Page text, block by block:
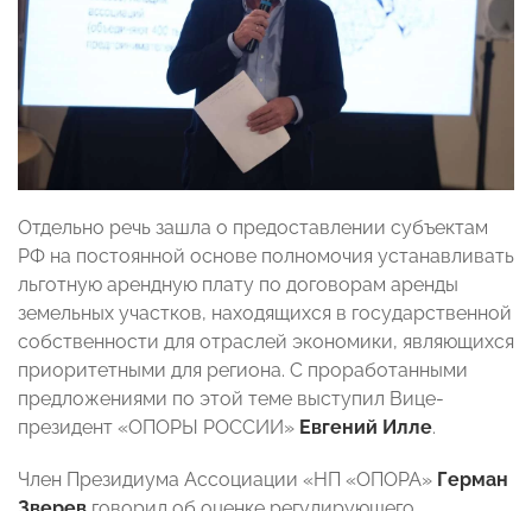
Отдельно речь зашла о предоставлении субъектам
РФ на постоянной основе полномочия устанавливать
льготную арендную плату по договорам аренды
земельных участков, находящихся в государственной
собственности для отраслей экономики, являющихся
приоритетными для региона. С проработанными
предложениями по этой теме выступил Вице-
президент «ОПОРЫ РОССИИ» Евгений Илле.
Член Президиума Ассоциации «НП «ОПОРА» Герман